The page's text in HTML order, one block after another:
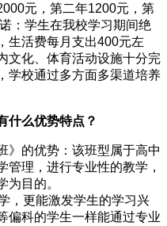
元，第二年1200元，第
：学生在我校学习期间绝
生活费每月支出400元左
文化、体育活动设施十分完
学校通过多方面多渠道培养
什么优势特点？
》的优势：该班型属于高中
管理，进行专业性的教学，
为目的。
，更能激发学生的学习兴
偏科的学生一样能通过专业